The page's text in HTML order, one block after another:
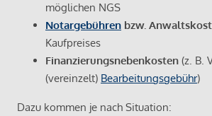
möglichen NGS
Notargebühren bzw.
Kaufpreises
Finanzierungsnebenkosten (z. B.
(vereinzelt) Bearbeitungsgebühr)
Dazu kommen je nach Situation: